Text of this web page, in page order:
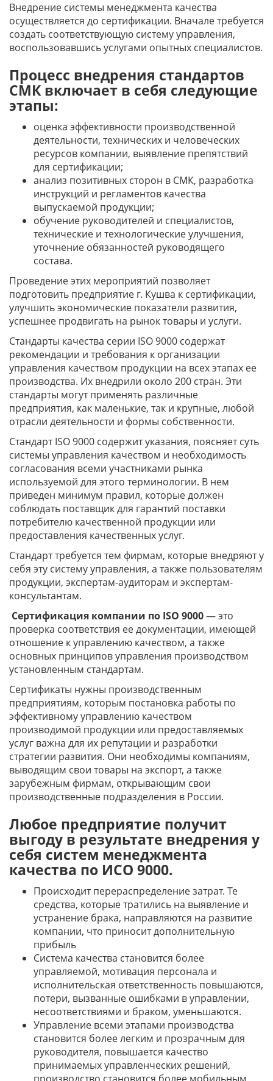
Внедрение системы менеджмента качества
осуществляется до сертификации. Вначале требуется
создать соответствующую систему управления,
воспользовавшись услугами опытных специалистов.
Процесс внедрения стандартов
СМК включает в себя следующие
этапы:
оценка эффективности производственной
деятельности, технических и человеческих
ресурсов компании, выявление препятствий
для сертификации;
анализ позитивных сторон в СМК, разработка
инструкций и регламентов качества
выпускаемой продукции;
обучение руководителей и специалистов,
технические и технологические улучшения,
уточнение обязанностей руководящего
состава.
Проведение этих мероприятий позволяет
подготовить предприятие г. Кушва к сертификации,
улучшить экономические показатели развития,
успешнее продвигать на рынок товары и услуги.
Стандарты качества серии ISO 9000 содержат
рекомендации и требования к организации
управления качеством продукции на всех этапах ее
производства. Их внедрили около 200 стран. Эти
стандарты могут применять различные
предприятия, как маленькие, так и крупные, любой
отрасли деятельности и формы собственности.
Стандарт ISO 9000 содержит указания, поясняет суть
системы управления качеством и необходимость
согласования всеми участниками рынка
используемой для этого терминологии. В нем
приведен минимум правил, которые должен
соблюдать поставщик для гарантий поставки
потребителю качественной продукции или
предоставления качественных услуг.
Стандарт требуется тем фирмам, которые внедряют у
себя эту систему управления, а также пользователям
продукции, экспертам-аудиторам и экспертам-
консультантам.
Сертификация компании по ISO 9000— это
проверка соответствия ее документации, имеющей
отношение к управлению качеством, а также
основных принципов управления производством
установленным стандартам.
Сертификаты нужны производственным
предприятиям, которым постановка работы по
эффективному управлению качеством
производимой продукции или предоставляемых
услуг важна для их репутации и разработки
стратегии развития. Они необходимы компаниям,
выводящим свои товары на экспорт, а также
зарубежным фирмам, открывающим свои
производственные подразделения в России.
Любое предприятие получит
выгоду в результате внедрения у
себя систем менеджмента
качества по ИСО 9000.
Происходит перераспределение затрат. Те
средства, которые тратились на выявление и
устранение брака, направляются на развитие
компании, что приносит дополнительную
прибыль
Система качества становится более
управляемой, мотивация персонала и
исполнительская ответственность повышаются,
потери, вызванные ошибками в управлении,
несоответствиями и браком, уменьшаются.
Управление всеми этапами производства
становится более легким и прозрачным для
руководителя, повышается качество
принимаемых управленческих решений,